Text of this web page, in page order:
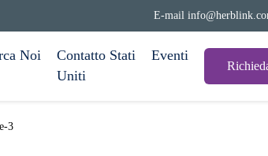
E-mail
Noi
Contatto Stati
Uniti
Eventi
3